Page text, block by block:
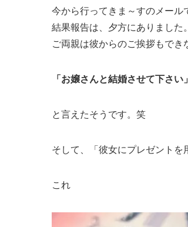
今から行ってきま～すのメール
結果報告は、夕方にありました。
ご両親は彼からのご挨拶もでき
「お嬢さんと結婚させて下さい」
と言えたそうです。笑
そして、「彼女にプレゼントを
これ